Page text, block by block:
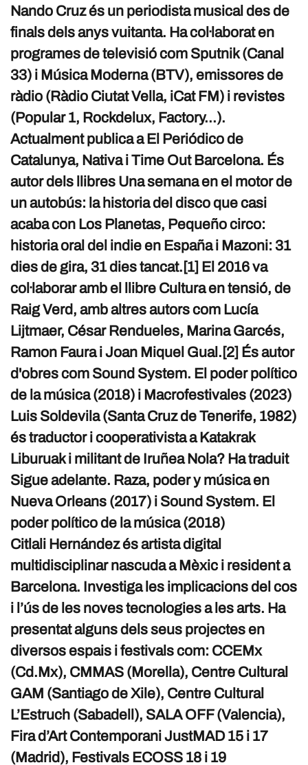
Nando Cruz és un periodista musical des de
finals dels anys vuitanta. Ha col·laborat en
programes de televisió com Sputnik (Canal
33) i Música Moderna (BTV), emissores de
ràdio (Ràdio Ciutat Vella, iCat FM) i revistes
(Popular 1, Rockdelux, Factory...).
Actualment publica a El Periódico de
Catalunya, Nativa i Time Out Barcelona. És
autor dels llibres Una semana en el motor de
un autobús: la historia del disco que casi
acaba con Los Planetas, Pequeño circo:
historia oral del indie en España i Mazoni: 31
dies de gira, 31 dies tancat.[1] El 2016 va
col·laborar amb el llibre Cultura en tensió, de
Raig Verd, amb altres autors com Lucía
Lijtmaer, César Rendueles, Marina Garcés,
Ramon Faura i Joan Miquel Gual.[2] És autor
d'obres com Sound System. El poder político
de la música (2018) i Macrofestivales (2023)
Luis Soldevila (Santa Cruz de Tenerife, 1982)
és traductor i cooperativista a Katakrak
Liburuak i militant de Iruñea Nola? Ha traduit
Sigue adelante. Raza, poder y música en
Nueva Orleans (2017) i Sound System. El
poder político de la música (2018)
Citlali Hernández és artista digital
multidisciplinar nascuda a Mèxic i resident a
Barcelona. Investiga les implicacions del cos
i l’ús de les noves tecnologies a les arts. Ha
presentat alguns dels seus projectes en
diversos espais i festivals com: CCEMx
(Cd.Mx), CMMAS (Morella), Centre Cultural
GAM (Santiago de Xile), Centre Cultural
L’Estruch (Sabadell), SALA OFF (Valencia),
Fira d’Art Contemporani JustMAD 15 i 17
(Madrid), Festivals ECOSS 18 i 19